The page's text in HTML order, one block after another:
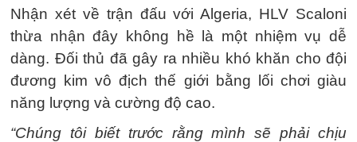
Nhận xét về trận đấu với Algeria, HLV Scaloni
thừa nhận đây không hề là một nhiệm vụ dễ
dàng. Đối thủ đã gây ra nhiều khó khăn cho đội
đương kim vô địch thế giới bằng lối chơi giàu
năng lượng và cường độ cao.
“Chúng tôi biết trước rằng mình sẽ phải chịu